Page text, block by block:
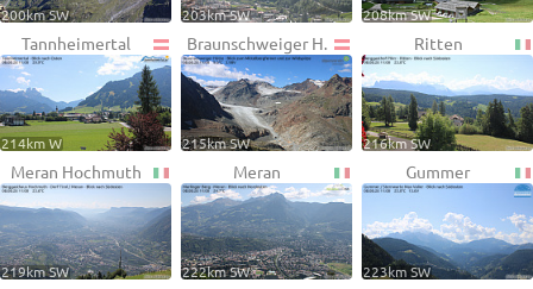
200km SW 203km SW 208km SW
Tannheimertal
214km W
Braunschweiger H.
215km SW
Ritten
216km SW
Meran Hochmuth
219km SW
Meran
222km SW
Gummer
223km SW